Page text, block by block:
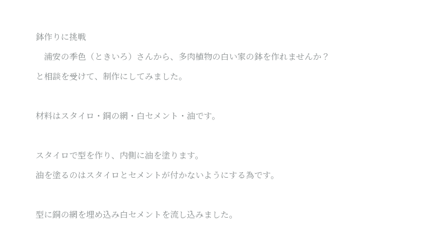
鉢作りに挑戦
浦安の季色（ときいろ）さんから、多肉植物の白い家の鉢を作れませんか？
と相談を受けて、制作にしてみました。
材料はスタイロ・銅の網・白セメント・油です。
スタイロで型を作り、内側に油を塗ります。
油を塗るのはスタイロとセメントが付かないようにする為です。
型に銅の網を埋め込み白セメントを流し込みました。